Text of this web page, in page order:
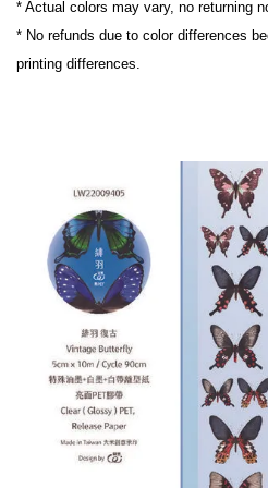
* Actual colors may vary, no returning
* No refunds due to color differences
printing differences.